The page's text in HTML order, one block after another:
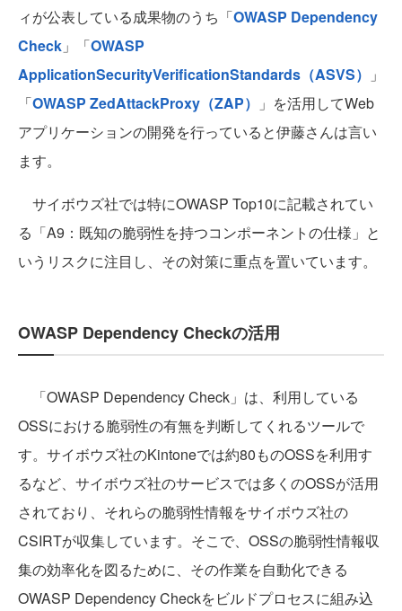
ィが公表している成果物のうち「OWASP Dependency
Check 」「OWASP
ApplicationSecurityVerificationStandards（ASVS）
」
「OWASP ZedAttackProxy（ZAP）
」を活用してWeb
アプリケーションの開発を行っていると伊藤さんは言い
ます。
サイボウズ社では特にOWASP Top10に記載されてい
る「A9：既知の脆弱性を持つコンポーネントの仕様」と
いうリスクに注目し、その対策に重点を置いています。
OWASP Dependency Checkの活用
「OWASP Dependency Check」は、利用している
OSSにおける脆弱性の有無を判断してくれるツールで
す。サイボウズ社のKintoneでは約80ものOSSを利用す
るなど、サイボウズ社のサービスでは多くのOSSが活用
されており、それらの脆弱性情報をサイボウズ社の
CSIRTが収集しています。そこで、OSSの脆弱性情報収
集の効率化を図るために、その作業を自動化できる
OWASP Dependency Checkをビルドプロセスに組み込